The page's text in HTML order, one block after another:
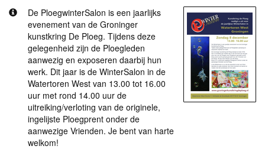
De PloegwinterSalon is een jaarlijks
evenement van de Groninger
kunstkring De Ploeg. Tijdens deze
gelegenheid zijn de Ploegleden
aanwezig en exposeren daarbij hun
werk. Dit jaar is de WinterSalon in de
Watertoren West van 13.00 tot 16.00
uur met rond 14.00 uur de
uitreiking/verloting van de originele,
ingelijste Ploegprent onder de
aanwezige Vrienden. Je bent van harte
welkom!